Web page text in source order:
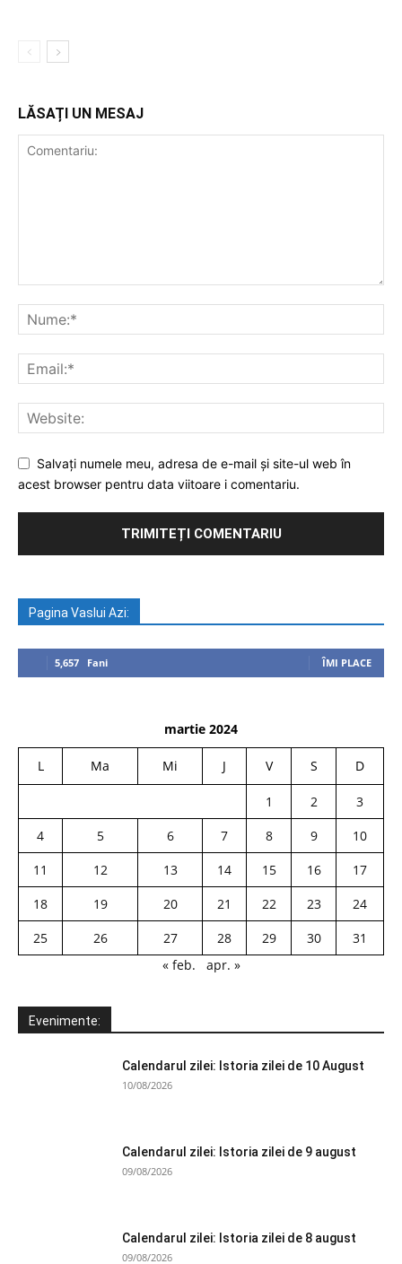
LĂSAȚI UN MESAJ
Salvați numele meu, adresa de e-mail și site-ul web în
acest browser pentru data viitoare i comentariu.
Pagina Vaslui Azi:
5,657 Fani ÎMI PLACE
martie 2024
L Ma Mi J V S D
1 2
3
4
5 6 7 8 9
10
11
12 13 14 15 16
17
18
19 20 21 22 23
24
25
26 27 28 29 30
31
« feb.
apr. »
Evenimente:
Calendarul zilei: Istoria zilei de 10 August
10/08/2026
Calendarul zilei: Istoria zilei de 9 august
09/08/2026
Calendarul zilei: Istoria zilei de 8 august
09/08/2026